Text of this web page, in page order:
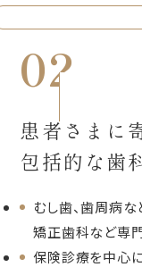
02
患者さまに
包括的な歯
むし歯、歯周病な
矯正歯科など専
保険診療を中心